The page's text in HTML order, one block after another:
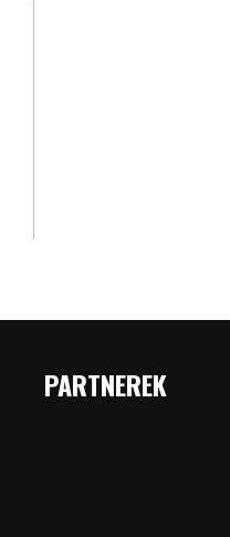
PARTNEREK